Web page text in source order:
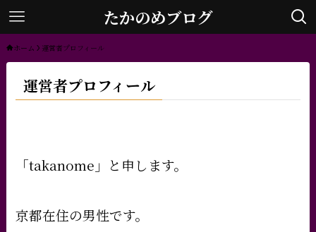
たかのめブログ
ホーム 運営者プロフィール
運営者プロフィール
「takanome」と申します。
京都在住の男性です。